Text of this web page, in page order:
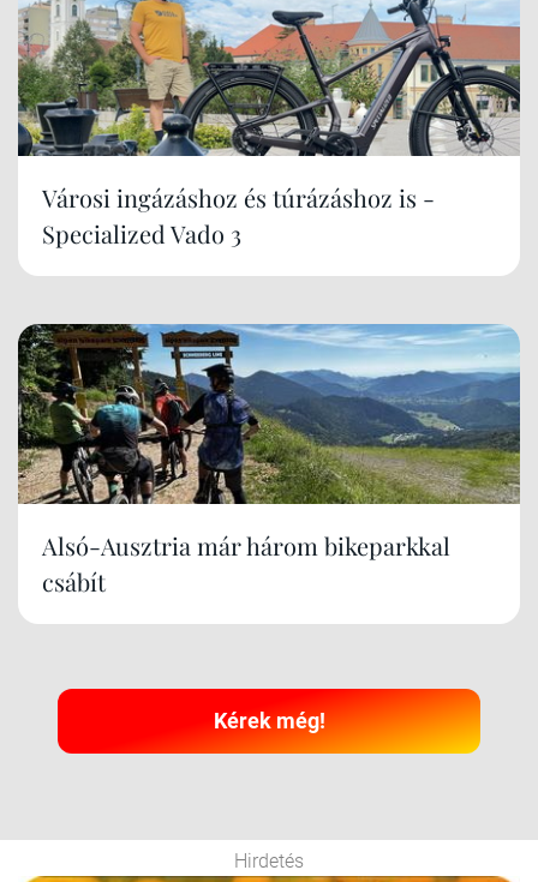
Városi ingázáshoz és túrázáshoz is -
Specialized Vado 3
Alsó-Ausztria már három bikeparkkal
csábít
Kérek még!
Hirdetés